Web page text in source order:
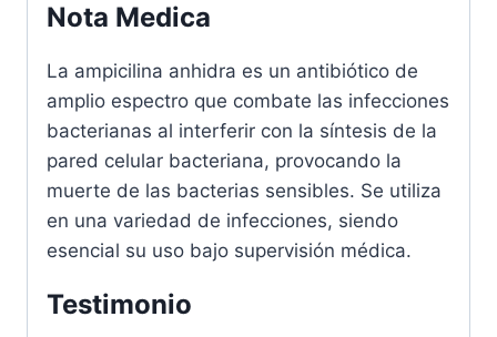
Nota Medica
La ampicilina anhidra es un antibiótico de
amplio espectro que combate las infecciones
bacterianas al interferir con la síntesis de la
pared celular bacteriana, provocando la
muerte de las bacterias sensibles. Se utiliza
en una variedad de infecciones, siendo
esencial su uso bajo supervisión médica.
Testimonio